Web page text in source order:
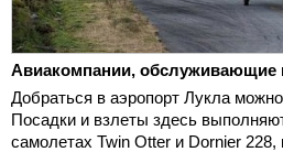
Авиакомпании, обслуживающие
Добраться в аэропорт Лукла
Посадки и взлеты здесь
самолетах Twin Otter и Dornier